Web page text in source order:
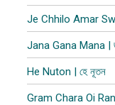
Je Chhilo Amar
Jana Gana Mana |
He Nuton | হে নূতন
Gram Chara Oi